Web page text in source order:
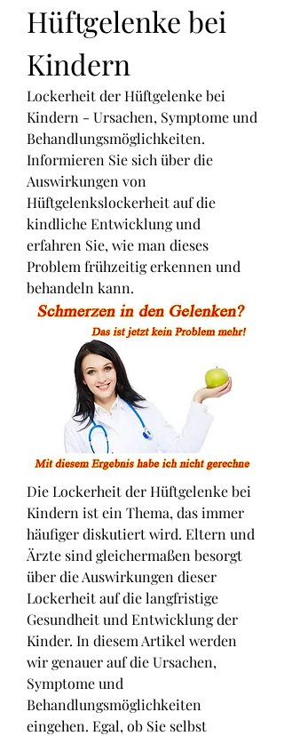
Hüftgelenke bei
Kindern
Lockerheit der Hüftgelenke bei
Kindern - Ursachen, Symptome und
Behandlungsmöglichkeiten.
Informieren Sie sich über die
Auswirkungen von
Hüftgelenkslockerheit auf die
kindliche Entwicklung und
erfahren Sie, wie man dieses
Problem frühzeitig erkennen und
behandeln kann.
Die Lockerheit der Hüftgelenke bei
Kindern ist ein Thema, das immer
häufiger diskutiert wird. Eltern und
Ärzte sind gleichermaßen besorgt
über die Auswirkungen dieser
Lockerheit auf die langfristige
Gesundheit und Entwicklung der
Kinder. In diesem Artikel werden
wir genauer auf die Ursachen,
Symptome und
Behandlungsmöglichkeiten
eingehen. Egal, ob Sie selbst